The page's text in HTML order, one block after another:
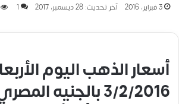
3 فبراير، 2016 آخر تحديث: 28 ديسمبر، 2017 1
أسعار الذهب اليوم
3/2/2016 بالجنيه